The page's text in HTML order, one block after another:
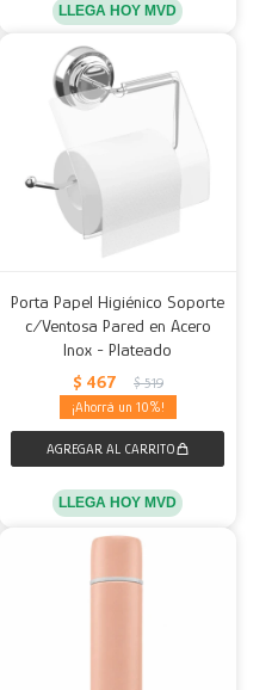
LLEGA HOY MVD
Porta Papel Higiénico Soporte
c/Ventosa Pared en Acero
Inox - Plateado
$ 467 $ 519
10
LLEGA HOY MVD